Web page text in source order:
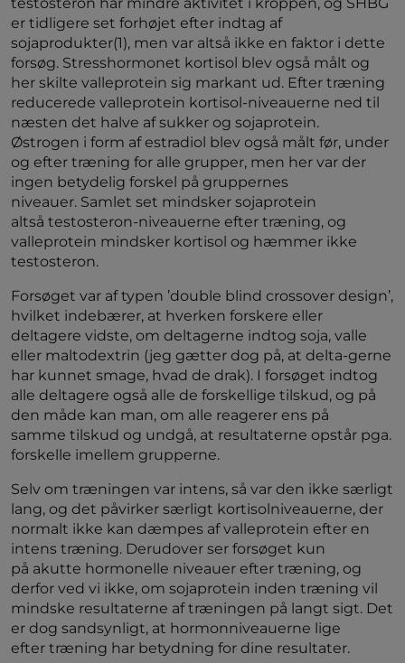
er tidligere set forhøjet efter indtag af
sojaprodukter(1), men var altså ikke en faktor i dette
forsøg. Stresshormonet kortisol blev også målt og
her skilte valleprotein sig markant ud. Efter træning
reducerede valleprotein kortisol-niveauerne ned til
næsten det halve af sukker og sojaprotein.
Østrogen i form af estradiol blev også målt før, under
og efter træning for alle grupper, men her var der
ingen betydelig forskel på gruppernes
niveauer. Samlet set mindsker sojaprotein
altså testosteron-niveauerne efter træning, og
valleprotein mindsker kortisol og hæmmer ikke
testosteron.
Forsøget var af typen ’double blind crossover design’,
hvilket indebærer, at hverken forskere eller
deltagere vidste, om deltagerne indtog soja, valle
eller maltodextrin (jeg gætter dog på, at delta-gerne
har kunnet smage, hvad de drak). I forsøget indtog
alle deltagere også alle de forskellige tilskud, og på
den måde kan man, om alle reagerer ens på
samme tilskud og undgå, at resultaterne opstår pga.
forskelle imellem grupperne.
Selv om træningen var intens, så var den ikke særligt
lang, og det påvirker særligt kortisolniveauerne, der
normalt ikke kan dæmpes af valleprotein efter en
intens træning. Derudover ser forsøget kun
på akutte hormonelle niveauer efter træning, og
derfor ved vi ikke, om sojaprotein inden træning vil
mindske resultaterne af træningen på langt sigt. Det
er dog sandsynligt, at hormonniveauerne lige
efter træning har betydning for dine resultater.